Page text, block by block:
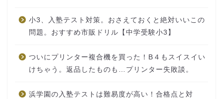
小3、入塾テスト対策。おさえておくと絶対いいこの
問題。おすすめ市販ドリル【中学受験小3】
ついにプリンター複合機を買った！B４もスイスイい
けちゃう。返品したものも…プリンター失敗談。
浜学園の入塾テストは難易度が高い！合格点と対